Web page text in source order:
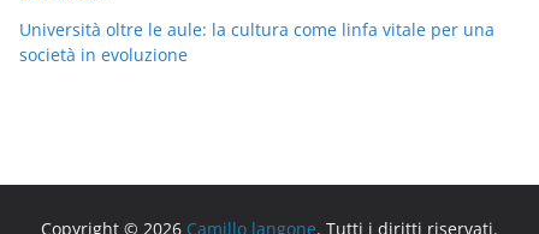
Università oltre le aule: la cultura come linfa vitale per una
società in evoluzione
Copyright © 2026 Camillo langone. Tutti i diritti riservati.